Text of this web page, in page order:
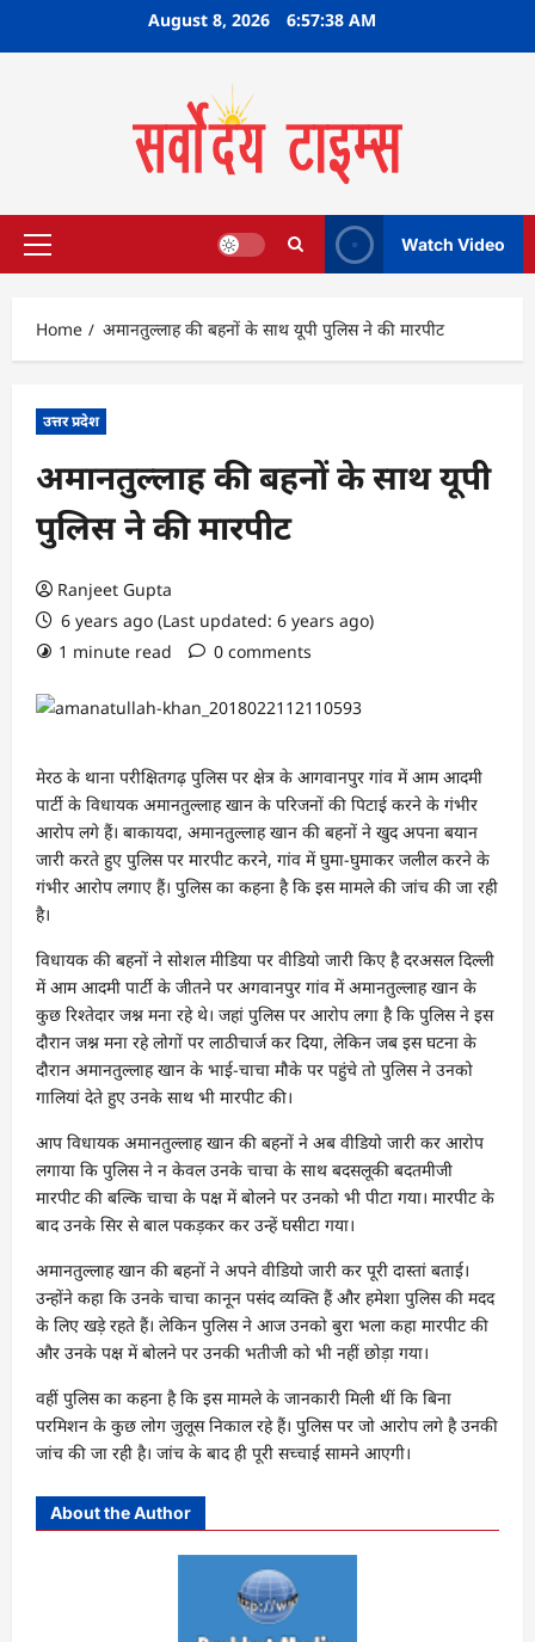
August 8, 2026 6:57:39 AM
Primary
Watch Video
Home अमानतुल्लाह की बहनों के साथ यूपी पुलिस ने की मारपीट
उत्तर प्रदेश
अमानतुल्लाह की बहनों के साथ यूपी
पुलिस ने की मारपीट
Ranjeet Gupta
6 years ago (Last updated: 6 years ago)
1 minute read
0 comments
मेरठ के थाना परीक्षितगढ़ पुलिस पर क्षेत्र के आगवानपुर गांव में आम आदमी
पार्टी के विधायक अमानतुल्लाह खान के परिजनों की पिटाई करने के गंभीर
आरोप लगे हैं। बाकायदा, अमानतुल्लाह खान की बहनों ने खुद अपना बयान
जारी करते हुए पुलिस पर मारपीट करने, गांव में घुमा-घुमाकर जलील करने के
गंभीर आरोप लगाए हैं। पुलिस का कहना है कि इस मामले की जांच की जा रही
है।
विधायक की बहनों ने सोशल मीडिया पर वीडियो जारी किए है दरअसल दिल्ली
में आम आदमी पार्टी के जीतने पर अगवानपुर गांव में अमानतुल्लाह खान के
कुछ रिश्तेदार जश्न मना रहे थे। जहां पुलिस पर आरोप लगा है कि पुलिस ने इस
दौरान जश्न मना रहे लोगों पर लाठीचार्ज कर दिया, लेकिन जब इस घटना के
दौरान अमानतुल्लाह खान के भाई-चाचा मौके पर पहुंचे तो पुलिस ने उनको
गालियां देते हुए उनके साथ भी मारपीट की।
आप विधायक अमानतुल्लाह खान की बहनों ने अब वीडियो जारी कर आरोप
लगाया कि पुलिस ने न केवल उनके चाचा के साथ बदसलूकी बदतमीजी
मारपीट की बल्कि चाचा के पक्ष में बोलने पर उनको भी पीटा गया। मारपीट के
बाद उनके सिर से बाल पकड़कर कर उन्हें घसीटा गया।
अमानतुल्लाह खान की बहनों ने अपने वीडियो जारी कर पूरी दास्तां बताई।
उन्होंने कहा कि उनके चाचा कानून पसंद व्यक्ति हैं और हमेशा पुलिस की मदद
के लिए खड़े रहते हैं। लेकिन पुलिस ने आज उनको बुरा भला कहा मारपीट की
और उनके पक्ष में बोलने पर उनकी भतीजी को भी नहीं छोड़ा गया।
वहीं पुलिस का कहना है कि इस मामले के जानकारी मिली थीं कि बिना
परमिशन के कुछ लोग जुलूस निकाल रहे हैं। पुलिस पर जो आरोप लगे है उनकी
जांच की जा रही है। जांच के बाद ही पूरी सच्चाई सामने आएगी।
About the Author